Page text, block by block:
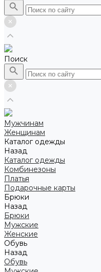
Поиск
Мужчинам
Женщинам
Каталог одежды
Назад
Каталог одежды
Комбинезоны
Платья
Подарочные карты
Брюки
Назад
Брюки
Мужские
Женские
Обувь
Назад
Обувь